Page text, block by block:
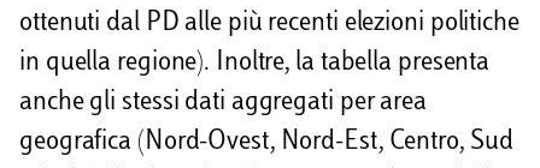
ottenuti dal PD alle più recenti elezioni politiche
in quella regione). Inoltre, la tabella presenta
anche gli stessi dati aggregati per area
geografica (Nord-Ovest, Nord-Est, Centro, Sud